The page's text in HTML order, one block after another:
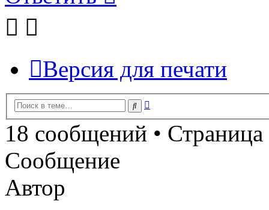
Версия для печати
Поиск
18 сообщений • Страница
Сообщение
Автор